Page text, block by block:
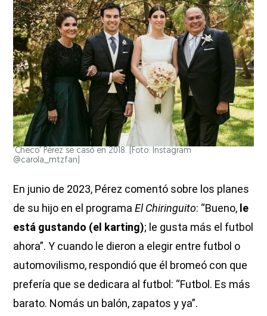
'Checo' Pérez se casó en 2018. (Foto: Instagram
@carola_mtzfan)
En junio de 2023, Pérez comentó sobre los planes
de su hijo en el programaEl Chiringuito: “Bueno, le
está gustando (el karting); le gusta más el futbol
ahora”. Y cuando le dieron a elegir entre futbol o
automovilismo, respondió que él bromeó con que
prefería que se dedicara al futbol: “Futbol. Es más
barato. Nomás un balón, zapatos y ya”.